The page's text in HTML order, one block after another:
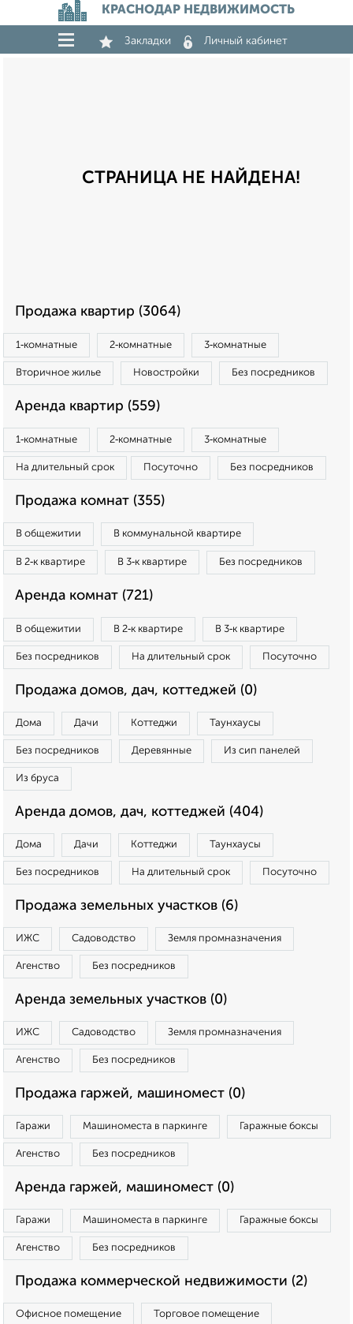
КРАСНОДАР НЕДВИЖИМОСТЬ
Закладки Личный кабинет
СТРАНИЦА НЕ НАЙДЕНА!
Продажа квартир (3064)
1‑комнатные 2‑комнатные 3‑комнатные
Вторичное жилье Новостройки Без посредников
Аренда квартир (559)
1‑комнатные 2‑комнатные 3‑комнатные
На длительный срок Посуточно Без посредников
Продажа комнат (355)
В общежитии В коммунальной квартире
В 2‑к квартире В 3‑к квартире Без посредников
Аренда комнат (721)
В общежитии В 2‑к квартире В 3‑к квартире
Без посредников На длительный срок Посуточно
Продажа домов, дач, коттеджей (0)
Дома Дачи Коттеджи Таунхаусы
Без посредников Деревянные Из сип панелей
Из бруса
Аренда домов, дач, коттеджей (404)
Дома Дачи Коттеджи Таунхаусы
Без посредников На длительный срок Посуточно
Продажа земельных участков (6)
ИЖС Садоводство Земля промназначения
Агенство Без посредников
Аренда земельных участков (0)
ИЖС Садоводство Земля промназначения
Агенство Без посредников
Продажа гаржей, машиномест (0)
Гаражи Машиноместа в паркинге Гаражные боксы
Агенство Без посредников
Аренда гаржей, машиномест (0)
Гаражи Машиноместа в паркинге Гаражные боксы
Агенство Без посредников
Продажа коммерческой недвижимости (2)
Офисное помещение Торговое помещение